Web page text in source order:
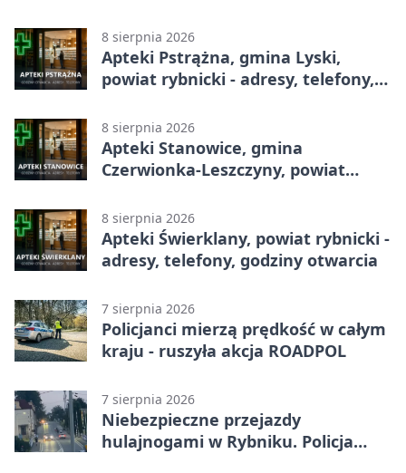
otwarcia
8 sierpnia 2026
Apteki Pstrążna, gmina Lyski,
powiat rybnicki - adresy, telefony,
8 sierpnia 2026
Apteki Stanowice, gmina
Czerwionka-Leszczyny, powiat
otwarcia
8 sierpnia 2026
Apteki Świerklany, powiat rybnicki -
adresy, telefony, godziny otwarcia
7 sierpnia 2026
Policjanci mierzą prędkość w całym
kraju - ruszyła akcja ROADPOL
7 sierpnia 2026
Niebezpieczne przejazdy
hulajnogami w Rybniku. Policja